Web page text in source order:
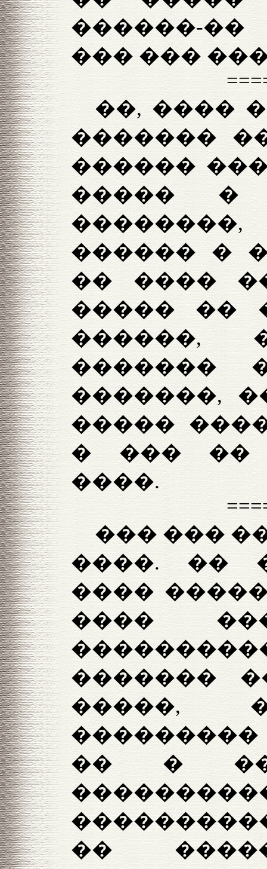
������-
��� ���
��, ����
�������
������
����� �
������ �
�� ����
����� ��
������,
�������
�������,
�����
� ��� ��
����.
��� ���
����.��
����
����
�������
�����,
�� �
��